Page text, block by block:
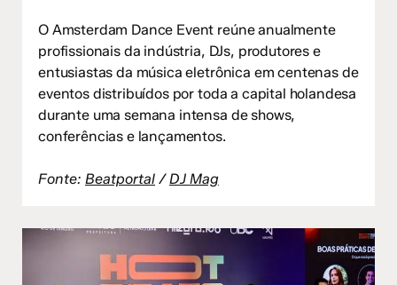
O Amsterdam Dance Event reúne anualmente
profissionais da indústria, DJs, produtores e
entusiastas da música eletrônica em centenas de
eventos distribuídos por toda a capital holandesa
durante uma semana intensa de shows,
conferências e lançamentos.
Fonte: Beatportal /DJ Mag